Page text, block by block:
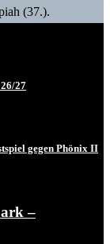
(37.).
27
gegen Phönix II
–